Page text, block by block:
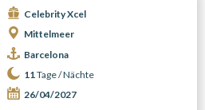
Celebrity Xcel
Mittelmeer
Barcelona
11 Tage /Nächte
26/04/2027